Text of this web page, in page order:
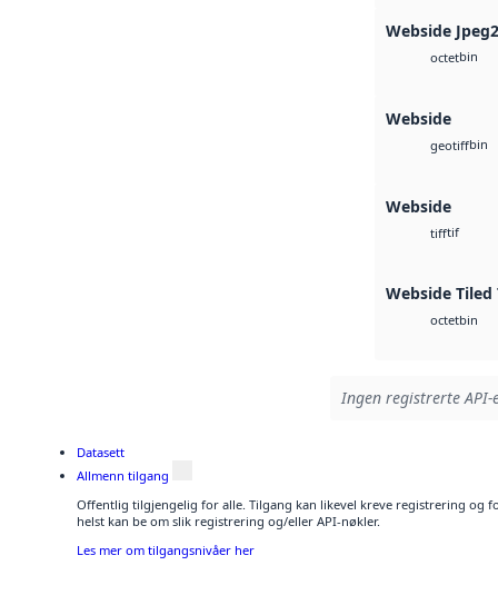
Webside
octetbin
Webside
geotiffbin
Webside
tifftif
Webside Tiled
octetbin
Ingen registrerte
Datasett
Allmenn tilgang
Offentlig tilgjengelig for alle. Tilgang kan likevel kreve registrering og
helst kan be om slik registrering og/eller API-nøkler.
Les mer om tilgangsnivåer her